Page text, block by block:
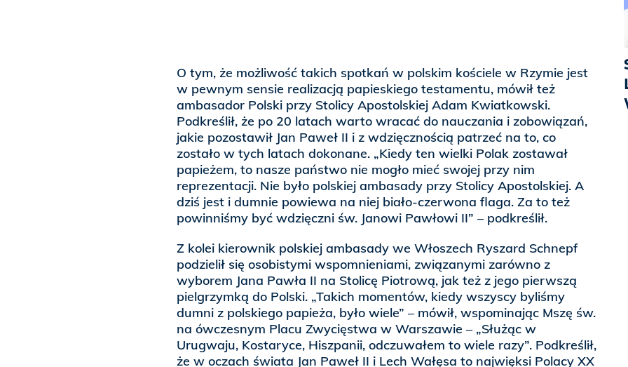
O tym, że możliwość takich spotkań w polskim kościele w Rzymie jest
w pewnym sensie realizacją papieskiego testamentu, mówił też
ambasador Polski przy Stolicy Apostolskiej Adam Kwiatkowski.
Podkreślił, że po 20 latach warto wracać do nauczania i zobowiązań,
jakie pozostawił Jan Paweł II i z wdzięcznością patrzeć na to, co
zostało w tych latach dokonane. „Kiedy ten wielki Polak zostawał
papieżem, to nasze państwo nie mogło mieć swojej przy nim
reprezentacji. Nie było polskiej ambasady przy Stolicy Apostolskiej. A
dziś jest i dumnie powiewa na niej biało-czerwona flaga. Za to też
powinniśmy być wdzięczni św. Janowi Pawłowi II” – podkreślił.
Z kolei kierownik polskiej ambasady we Włoszech Ryszard Schnepf
podzielił się osobistymi wspomnieniami, związanymi zarówno z
wyborem Jana Pawła II na Stolicę Piotrową, jak też z jego pierwszą
pielgrzymką do Polski. „Takich momentów, kiedy wszyscy byliśmy
dumni z polskiego papieża, było wiele” – mówił, wspominając Mszę św.
na ówczesnym Placu Zwycięstwa w Warszawie – „Służąc w
Urugwaju, Kostaryce, Hiszpanii, odczuwałem to wiele razy”. Podkreślił,
że w oczach świata Jan Paweł II i Lech Wałęsa to najwięksi Polacy XX